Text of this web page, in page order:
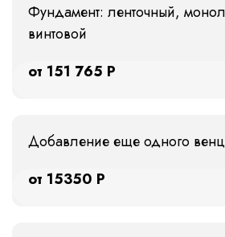
Фундамент: ленточный,
винтовой
от 151 765 Р
Добавление еще одного
от 15350 Р